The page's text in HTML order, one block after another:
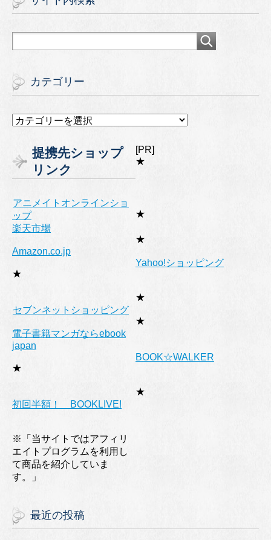
カテゴリー
カ
リ
ー
提携先ショップ
リンク
[PR]
★
アニメイトオンラインショ
ップ
★
楽天市場
★
Amazon.co.jp
★
Yahoo!ショッピング
★
セブンネットショッピング
★
電子書籍マンガならebook
japan
★
BOOK☆WALKER
★
初回半額！ BOOKLIVE!
※「当サイトではアフィリ
エイトプログラムを利用し
て商品を紹介していま
す。」
最近の投稿